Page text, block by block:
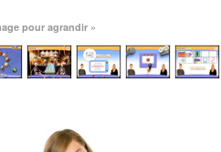
pour agrandir »